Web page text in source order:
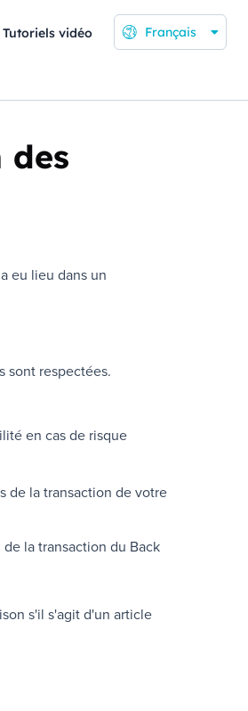
Tutoriels vidéo Français
des
eu lieu dans un
sont respectées.
en cas de risque
de la transaction de votre
la transaction du Back
s'il s'agit d'un article